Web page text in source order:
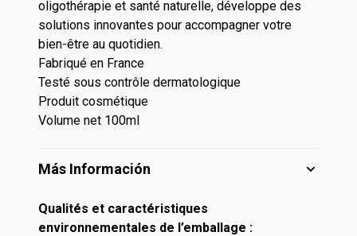
oligothérapie et santé naturelle, développe des
solutions innovantes pour accompagner votre
bien-être au quotidien.
Fabriqué en France
Testé sous contrôle dermatologique
Produit cosmétique
Volume net 100ml
Más Información
Qualités et caractéristiques
environnementales de l’emballage :